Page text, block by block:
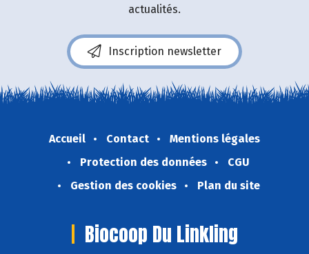
actualités.
Inscription newsletter
Accueil Contact
Mentions légales
Protection des données
CGU
Gestion des cookies
Plan du site
Biocoop Du Linkling